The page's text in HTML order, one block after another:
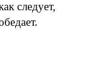
следует,